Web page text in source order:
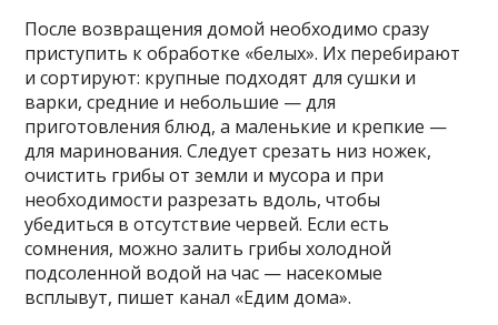
После возвращения домой необходимо сразу
приступить к обработке «белых». Их перебирают
и сортируют: крупные подходят для сушки и
варки, средние и небольшие — для
приготовления блюд, а маленькие и крепкие —
для маринования. Следует срезать низ ножек,
очистить грибы от земли и мусора и при
необходимости разрезать вдоль, чтобы
убедиться в отсутствие червей. Если есть
сомнения, можно залить грибы холодной
подсоленной водой на час — насекомые
всплывут, пишет канал «Едим дома».